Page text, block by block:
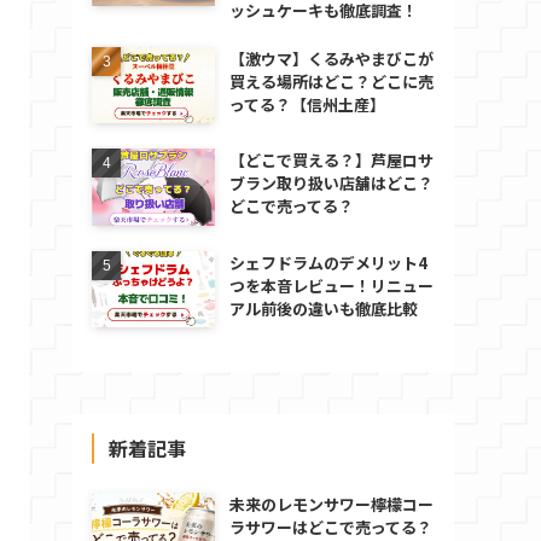
ッシュケーキも徹底調査！
【激ウマ】くるみやまびこが
買える場所はどこ？どこに売
ってる？【信州土産】
【どこで買える？】芦屋ロサ
ブラン取り扱い店舗はどこ？
どこで売ってる？
シェフドラムのデメリット4
つを本音レビュー！リニュー
アル前後の違いも徹底比較
新着記事
未来のレモンサワー檸檬コー
ラサワーはどこで売ってる？